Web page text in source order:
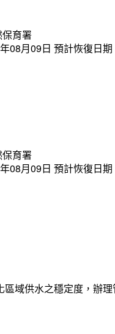
育署
08月09日 預計恢復日
育署
08月09日 預計恢復日
域供水之穩定度，辦